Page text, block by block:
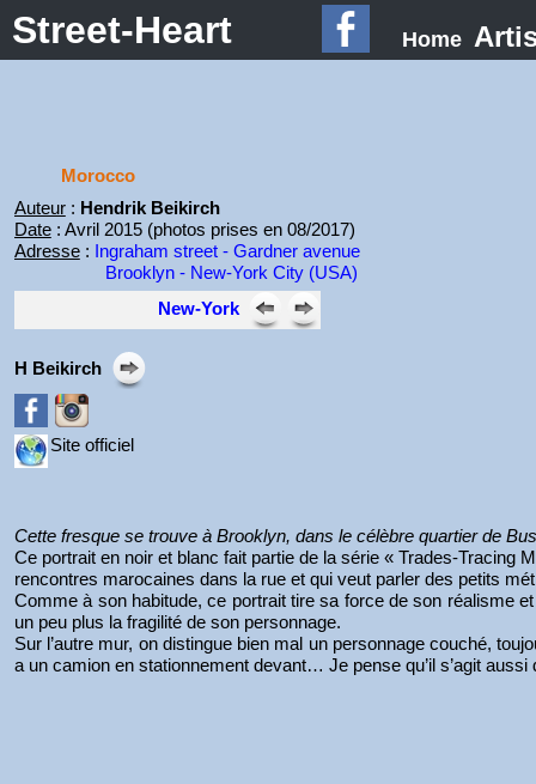
Street-Heart Home
Morocco
Auteur: Hendrik Beikirch
Date: Avril 2015 (photos prises en 08/2017)
Adresse: Ingraham street - Gardner avenue
Brooklyn - New-York City (USA)
New-York
H Beikirch
Site officiel
Cette fresque se trouve à Brooklyn, dans le célèbre quartier de
Ce portrait en noir et blanc fait partie de la série « Trades-Tracing
rencontres marocaines dans la rue et qui veut parler des petits
Comme à son habitude, ce portrait tire sa force de son réalisme
un peu plus la fragilité de son personnage.
Sur l’autre mur, on distingue bien mal un personnage couché,
a un camion en stationnement devant… Je pense qu’il s’agit aussi